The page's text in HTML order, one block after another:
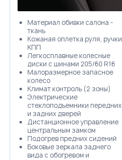
Материал обивки салона -
ткань
Кожаная оплетка руля, ручки
КПП
Легкосплавные колесные
диски с шинами 205/60 R16
Малоразмерное запасное
колесо
Климат контроль (2 зоны)
Электрические
стеклоподъемники передних
и задних дверей
Дистанционное управление
центральным замком
Подогрев предних сидений
Боковые зеркала заднего
вида с обогревом и